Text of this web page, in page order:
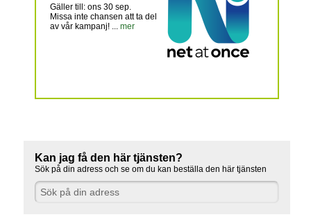
Gäller till: ons 30 sep.
Missa inte chansen att ta del
av vår kampanj! ... mer
Kan jag få den här tjänsten?
Sök på din adress och se om du kan beställa den här tjänsten